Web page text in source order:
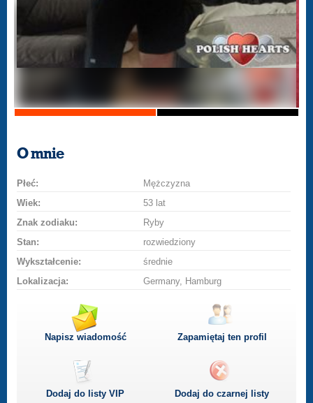
O mnie
Płeć:
Mężczyzna
Wiek:
53 lat
Znak zodiaku:
Ryby
Stan:
rozwiedziony
Wykształcenie:
średnie
Lokalizacja:
Germany, Hamburg
Napisz wiadomość Zapamiętaj ten profil
Dodaj do listyVIP Dodaj do czarnej listy